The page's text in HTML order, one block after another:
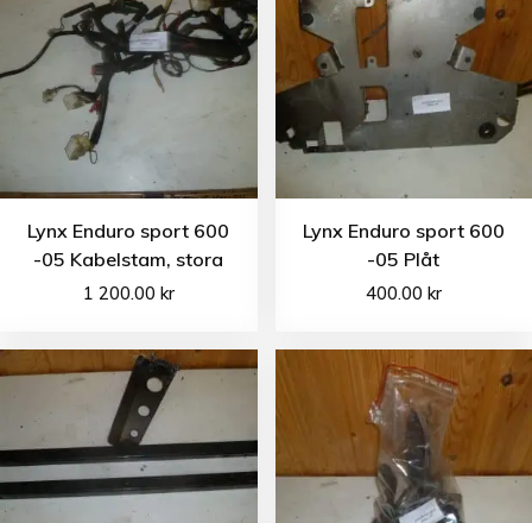
Lynx Enduro sport 600
-05 Kabelstam, stora
1 200.00 kr
Lynx Enduro sport 600
-05 Plåt
400.00 kr